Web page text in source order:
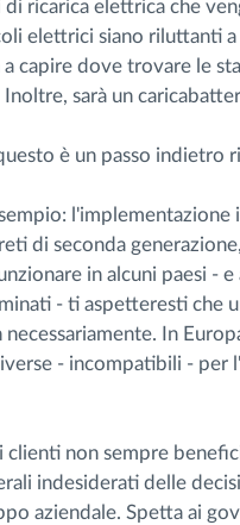
di ricarica elettrica che
elettrici siano riluttanti
capire dove trovare le
sarà un
è un passo indietro
di seconda
in alcuni paesi -
- ti aspetteresti che
necessariamente. In
- incompatibili - per
clienti non sempre
indesiderati delle
aziendale. Spetta ai